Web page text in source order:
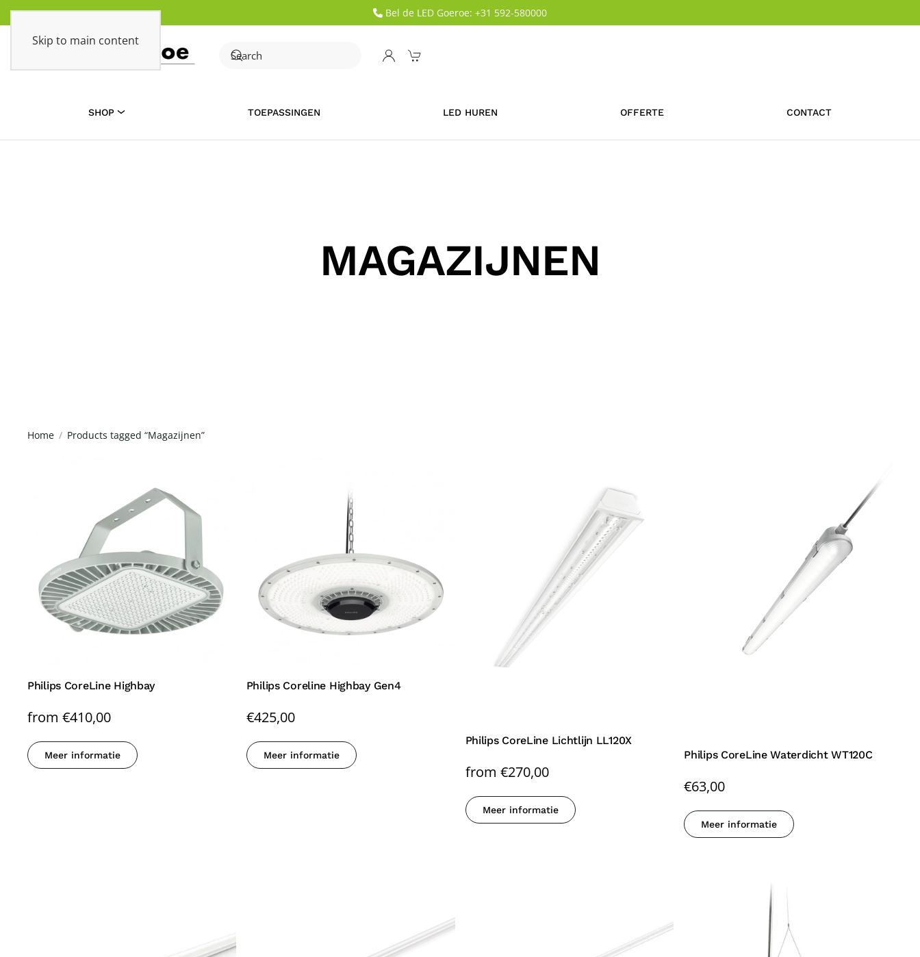
Skip to main content
Bel de LED Goeroe: +31 592-580000
SHOP TOEPASSINGEN LED HUREN OFFERTE CONTACT
MAGAZIJNEN
Home Products tagged “Magazijnen”
Philips CoreLine Highbay
from €410,00
Meer informatie
Philips Coreline Highbay Gen4
€425,00
Meer informatie
Philips CoreLine Lichtlijn LL120X
from €270,00
Meer informatie
Philips CoreLine Waterdicht WT120C
€63,00
Meer informatie